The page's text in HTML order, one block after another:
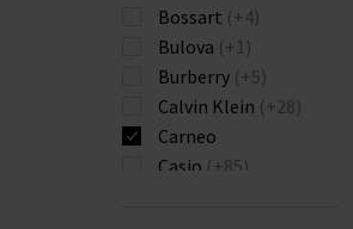
Bossart (+4)
Bulova (+1)
Burberry (+5)
Calvin Klein (+28)
Carneo
Casio (+85)